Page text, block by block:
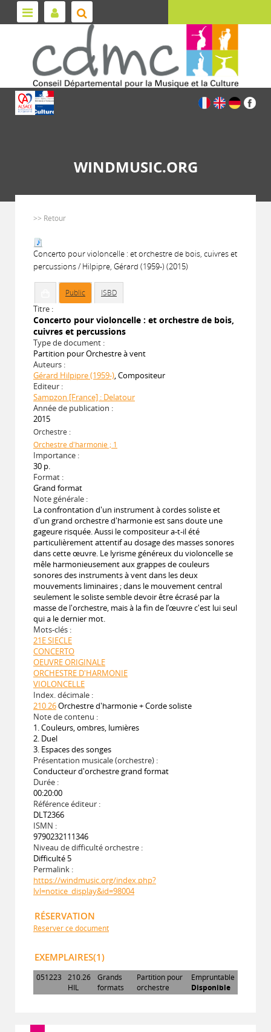
WINDMUSIC.ORG
>> Retour
Concerto pour violoncelle : et orchestre de bois, cuivres et
percussions / Hilpipre, Gérard (1959-) (2015)
Public ISBD
Titre :
Concerto pour violoncelle : et orchestre de bois,
cuivres et percussions
Type de document :
Partition pour Orchestre à vent
Auteurs :
Gérard Hilpipre (1959-), Compositeur
Editeur :
Sampzon [France] : Delatour
Année de publication :
2015
Orchestre :
Orchestre d'harmonie ; 1
Importance :
30 p.
Format :
Grand format
Note générale :
La confrontation d'un instrument à cordes soliste et
d'un grand orchestre d'harmonie est sans doute une
gageure risquée. Aussi le compositeur a-t-il été
particulièrement attentif au dosage des masses sonores
dans cette œuvre. Le lyrisme généreux du violoncelle se
mêle harmonieusement aux grappes de couleurs
sonores des instruments à vent dans les deux
mouvements liminaires ; dans le mouvement central
seulement le soliste semble devoir être écrasé par la
masse de l'orchestre, mais à la fin de l’œuvre c'est lui seul
qui a le dernier mot.
Mots-clés :
21E SIECLE
CONCERTO
OEUVRE ORIGINALE
ORCHESTRE D'HARMONIE
VIOLONCELLE
Index. décimale :
210.26Orchestre d'harmonie + Corde soliste
Note de contenu :
1. Couleurs, ombres, lumières
2. Duel
3. Espaces des songes
Présentation musicale (orchestre) :
Conducteur d'orchestre grand format
Durée :
00:20:00
Référence éditeur :
DLT2366
ISMN :
9790232111346
Niveau de difficulté orchestre :
Difficulté 5
Permalink :
https://windmusic.org/index.php?
lvl=notice_display&id=98004
RÉSERVATION
Réserver ce document
EXEMPLAIRES(1)
051223
210.26
HIL
Grands
formats
Partition pour
orchestre
Empruntable
Disponible